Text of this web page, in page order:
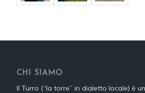
CHI SIAMO
Il Turro (“la torre” in dialetto locale) è